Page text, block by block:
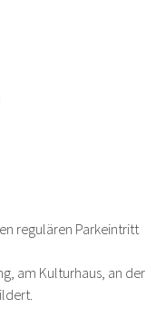
regulären Parkeintritt
am Kulturhaus, an der